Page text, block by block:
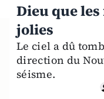
Dieu que
jolies
Le ciel a dû
direction du
séisme.